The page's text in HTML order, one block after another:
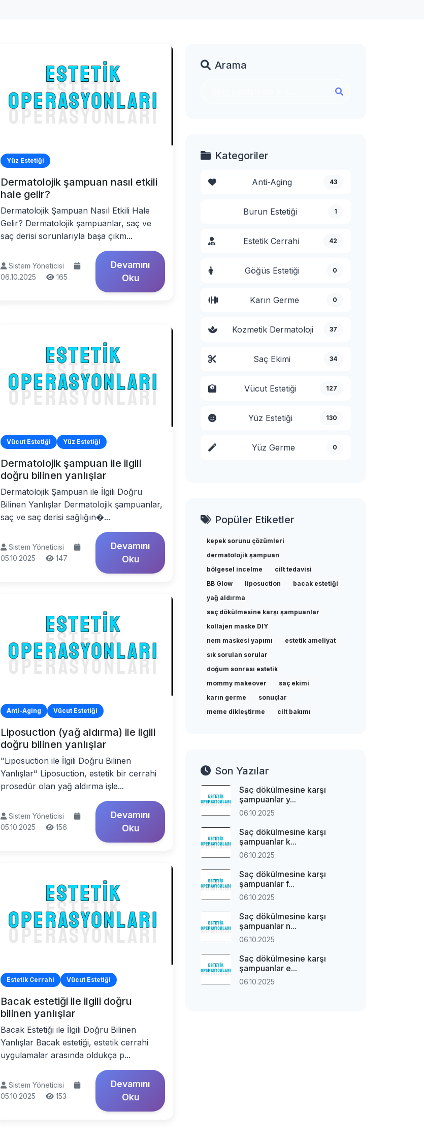
Yüz Estetiği
Dermatolojik şampuan nasıl etkili
hale gelir?
Dermatolojik Şampuan Nasıl Etkili Hale
Gelir? Dermatolojik şampuanlar, saç ve
saç derisi sorunlarıyla başa çıkm...
Sistem Yöneticisi
06.10.2025
165
Devamını
Oku
Vücut Estetiği Yüz Estetiği
Dermatolojik şampuan ile ilgili
doğru bilinen yanlışlar
Dermatolojik Şampuan ile İlgili Doğru
Bilinen Yanlışlar Dermatolojik şampuanlar,
saç ve saç derisi sağlığın�...
Sistem Yöneticisi
05.10.2025
147
Devamını
Oku
Anti-Aging Vücut Estetiği
Liposuction (yağ aldırma) ile ilgili
doğru bilinen yanlışlar
"Liposuction ile İlgili Doğru Bilinen
Yanlışlar" Liposuction, estetik bir cerrahi
prosedür olan yağ aldırma işle...
Sistem Yöneticisi
05.10.2025
156
Devamını
Oku
Estetik Cerrahi Vücut Estetiği
Bacak estetiği ile ilgili doğru
bilinen yanlışlar
Bacak Estetiği ile İlgili Doğru Bilinen
Yanlışlar Bacak estetiği, estetik cerrahi
uygulamalar arasında oldukça p...
Sistem Yöneticisi
05.10.2025
153
Devamını
Oku
Arama
Kategoriler
Anti-Aging 43
Burun Estetiği 1
Estetik Cerrahi 42
Göğüs Estetiği 0
Karın Germe 0
Kozmetik Dermatoloji 37
Saç Ekimi 34
Vücut Estetiği 127
Yüz Estetiği 130
Yüz Germe 0
Popüler Etiketler
kepek sorunu çözümleri
dermatolojik şampuan
bölgesel incelme
cilt tedavisi
BB Glow
liposuction
bacak estetiği
yağ aldırma
saç dökülmesine karşı şampuanlar
kollajen maske DIY
nem maskesi yapımı
estetik ameliyat
sık sorulan sorular
doğum sonrası estetik
mommy makeover
saç ekimi
karın germe
sonuçlar
meme dikleştirme
cilt bakımı
Son Yazılar
Saç dökülmesine karşı
şampuanlar y...
06.10.2025
Saç dökülmesine karşı
şampuanlar k...
06.10.2025
Saç dökülmesine karşı
şampuanlar f...
06.10.2025
Saç dökülmesine karşı
şampuanlar n...
06.10.2025
Saç dökülmesine karşı
şampuanlar e...
06.10.2025